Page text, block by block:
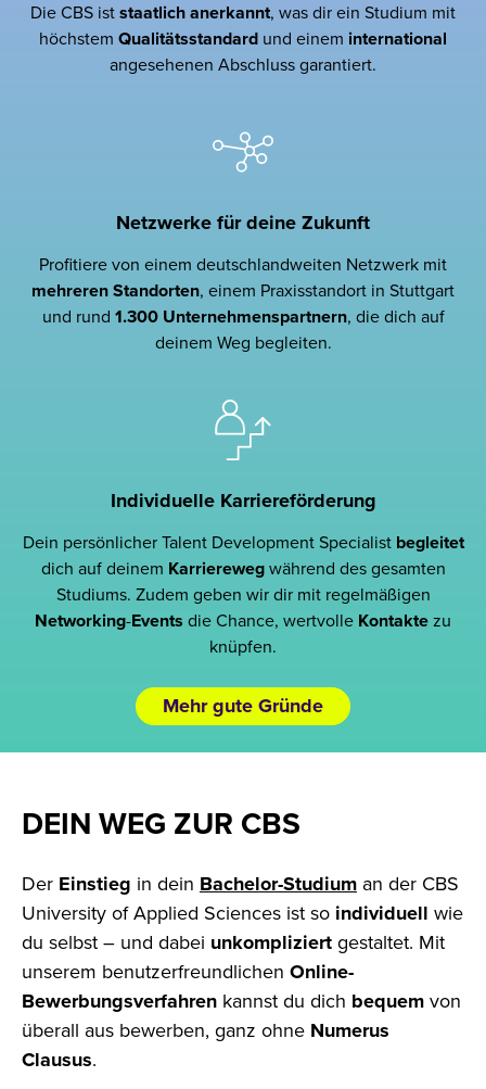
Die CBS ist staatlich anerkannt, was dir ein Studium mit
höchstem Qualitätsstandard und einem international
angesehenen Abschluss garantiert.
Netzwerke für deine Zukunft
Profitiere von einem deutschlandweiten Netzwerk mit
mehreren Standorten, einem Praxisstandort in Stuttgart
und rund 1.300 Unternehmenspartnern, die dich auf
deinem Weg begleiten.
Individuelle Karriereförderung
Dein persönlicher Talent Development Specialist begleitet
dich auf deinem Karrierewegwährend des gesamten
Studiums. Zudem geben wir dir mit regelmäßigen
Networking-Events die Chance, wertvolle Kontakte zu
knüpfen.
Mehr gute Gründe
DEIN WEG ZUR CBS
Der Einstieg in dein Bachelor-Studium an der CBS
University of Applied Sciences ist so individuell wie
du selbst – und dabei unkompliziert gestaltet. Mit
unserem benutzerfreundlichen Online-
Bewerbungsverfahren kannst du dich bequem von
überall aus bewerben, ganz ohne Numerus
Clausus.